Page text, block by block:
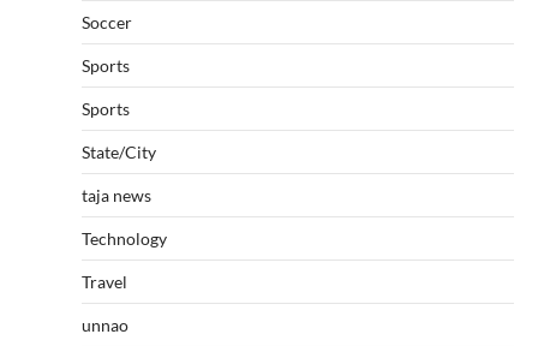
Soccer
Sports
Sports
State/City
taja news
Technology
Travel
unnao